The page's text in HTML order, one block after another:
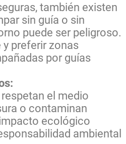
también existen
sin guía o sin
puede ser peligroso.
preferir zonas
por guías
el medio
o contaminan
ecológico
ambiental